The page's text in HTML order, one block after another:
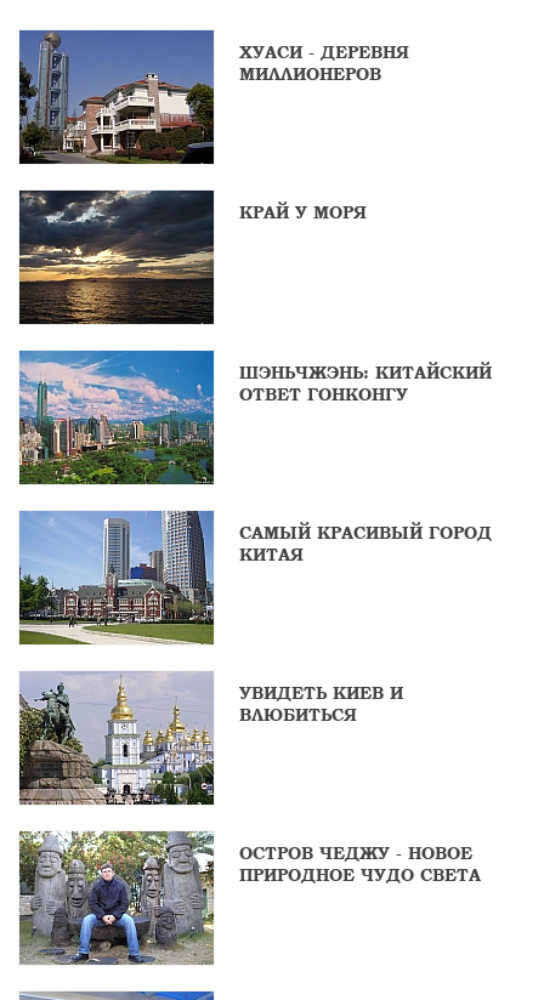
ХУАСИ - ДЕРЕВНЯ
МИЛЛИОНЕРОВ
КРАЙ У МОРЯ
ШЭНЬЧЖЭНЬ: КИТАЙСКИЙ
ОТВЕТ ГОНКОНГУ
САМЫЙ КРАСИВЫЙ ГОРОД
КИТАЯ
УВИДЕТЬ КИЕВ И
ВЛЮБИТЬСЯ
ОСТРОВ ЧЕДЖУ - НОВОЕ
ПРИРОДНОЕ ЧУДО СВЕТА